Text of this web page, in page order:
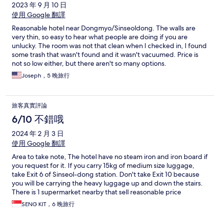
2023 年 9 月 10 日
使用 Google 翻譯
Reasonable hotel near Dongmyo/Sinseoldong. The walls are
very thin, so easy to hear what people are doing if you are
unlucky. The room was not that clean when I checked in, I found
some trash that wasn't found and it wasn't vacuumed. Price is
not so low either, but there aren't so many options.
Joseph，5 晚旅行
旅客真實評論
6/10 不錯哦
2024 年 2 月 3 日
使用 Google 翻譯
Area to take note, The hotel have no steam iron and iron board if
you request for it. If you carry 15kg of medium size luggage,
take Exit 6 of Sinseol-dong station. Don't take Exit 10 because
you will be carrying the heavy luggage up and down the stairs.
There is 1 supermarket nearby that sell reasonable price
groceries, fruit and drinks. Few coffee shops within walking
distance from the hotel. House keeping need to be requested
SENG KIT，6 晚旅行